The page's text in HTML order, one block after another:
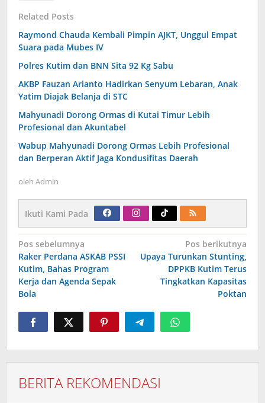
Related Posts
Raymond Chauda Kembali Pimpin AJKT, Unggul Empat
Suara pada Mubes IV
Polres Kutim dan BNN Sita 92 Kg Sabu
AKBP Fauzan Arianto Hadirkan Senyum Lebaran, Anak
Yatim Diajak Belanja di STC
Mahyunadi Dorong Ormas di Kutai Timur Lebih
Profesional dan Akuntabel
Wabup Mahyunadi Dorong Ormas Lebih Profesional
dan Berperan Aktif Jaga Kondusifitas Daerah
oleh Admin
Ikuti Kami Pada
Navigasi
pos
Pos sebelumnya
Raker Perdana ASKAB PSSI
Kutim, Bahas Program
Kerja dan Agenda Sepak
Bola
Pos berikutnya
Upaya Turunkan Stunting,
DPPKB Kutim Terus
Tingkatkan Kapasitas
Poktan
BERITA REKOMENDASI